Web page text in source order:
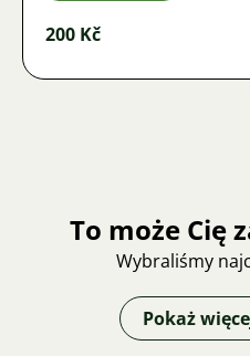
200 Kč
To może Cię
Wybraliśmy
Pokaż